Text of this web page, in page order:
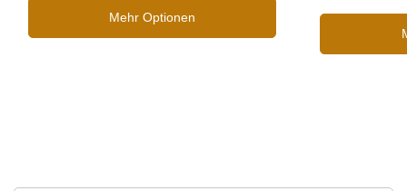
Mehr Optionen